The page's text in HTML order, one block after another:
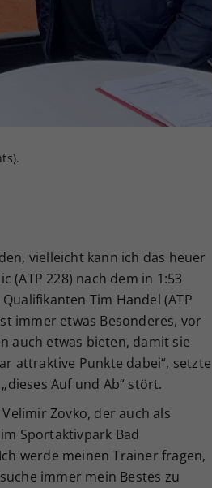
vielleicht kann ich das heuer
(ATP 228) nach dem in 1:53
Tim Handel (ATP
immer etwas Besonderes, vor
auch etwas bieten, damit sie
attraktive Punkte dabei“, setzte
Auf und Ab“ stört.
Zovko, der auch als
Sportaktivpark Bad
werde meinen Trainer fragen,
immer mein Bestes zu